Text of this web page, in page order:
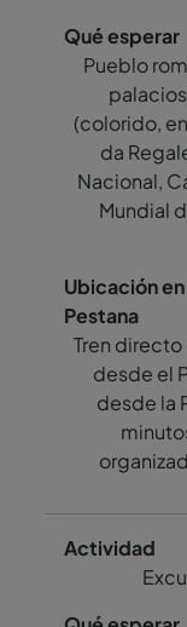
Pueblo
(colorido,
da
Nacional,
Mundial
Tren directo
desde el
desde la